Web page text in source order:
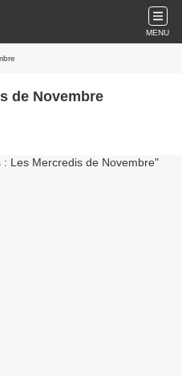
MENU
de Novembre